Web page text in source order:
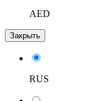
AED
Закрыть
RUS